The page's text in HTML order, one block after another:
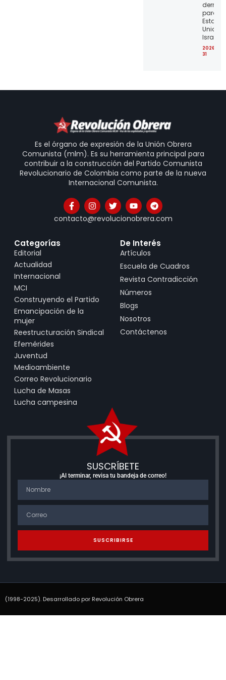
derrota
para
Unidos
Israel
2026-
31
Es el órgano de expresión de la Unión Obrera
Comunista (mlm). Es su herramienta principal para
contribuir a la construcción del Partido Comunista
Revolucionario de Colombia como parte de la nueva
Internacional Comunista.
contacto@revolucionobrera.com
Categorías
Editorial
Actualidad
Internacional
MCI
Construyendo el Partido
Emancipación de la
mujer
Reestructuración Sindical
Efemérides
Juventud
Medioambiente
Correo Revolucionario
Lucha de Masas
Lucha campesina
De Interés
Artículos
Escuela de Cuadros
Revista Contradicción
Números
Blogs
Nosotros
Contáctenos
SUSCRÍBETE
¡Al terminar, revisa tu bandeja de correo!
SUSCRIBIRSE
(1998-2025). Desarrollado por Revolución Obrera